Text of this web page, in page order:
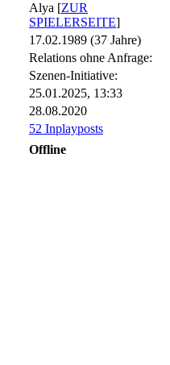
Alya [ZUR
SPIELERSEITE]
17.02.1989 (37 Jahre)
Relations ohne Anfrage:
Szenen-Initiative:
25.01.2025, 13:33
28.08.2020
52 Inplayposts
Offline